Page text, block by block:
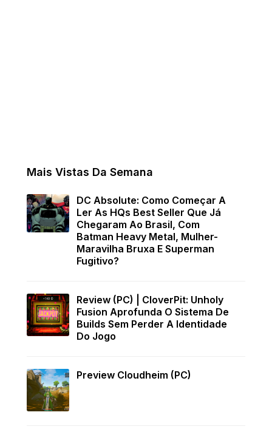
Mais Vistas Da Semana
DC Absolute: Como Começar A
Ler As HQs Best Seller Que Já
Chegaram Ao Brasil, Com
Batman Heavy Metal, Mulher-
Maravilha Bruxa E Superman
Fugitivo?
Review (PC) | CloverPit: Unholy
Fusion Aprofunda O Sistema De
Builds Sem Perder A Identidade
Do Jogo
Preview Cloudheim (PC)